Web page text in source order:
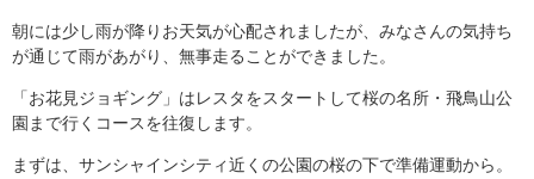
朝には少し雨が降りお天気が心配されましたが、みなさんの気持ち
が通じて雨があがり、無事走ることができました。
「お花見ジョギング」はレスタをスタートして桜の名所・飛鳥山公
園まで行くコースを往復します。
まずは、サンシャインシティ近くの公園の桜の下で準備運動から。